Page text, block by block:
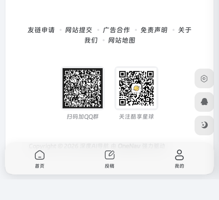
友链申请 网站提交 广告合作 免责声明
关于
我们
网站地图
扫码加QQ群 关注酷享星球
首页 投稿 我的